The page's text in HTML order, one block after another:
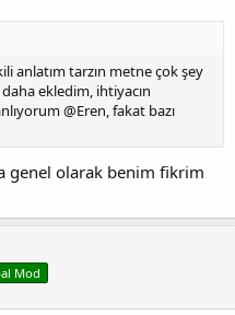
anlatım tarzın metne çok şey
ekledim, ihtiyacın
@Eren, fakat bazı
genel olarak benim fikrim
Mod